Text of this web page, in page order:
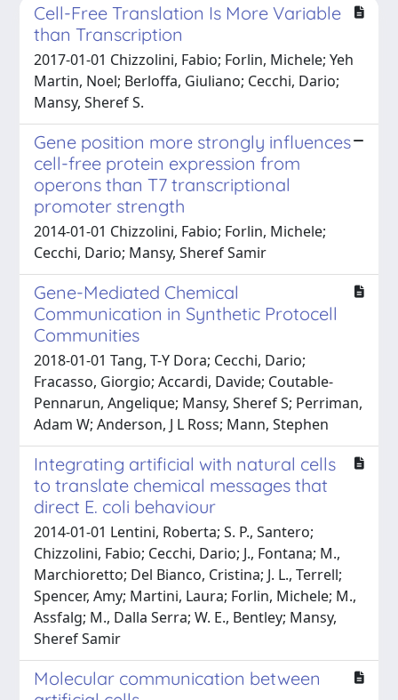
Cell-Free Translation Is More Variable
than Transcription
2017-01-01 Chizzolini, Fabio; Forlin, Michele; Yeh
Martin, Noel; Berloffa, Giuliano; Cecchi, Dario;
Mansy, Sheref S.
Gene position more strongly influences
cell-free protein expression from
operons than T7 transcriptional
promoter strength
2014-01-01 Chizzolini, Fabio; Forlin, Michele;
Cecchi, Dario; Mansy, Sheref Samir
Gene-Mediated Chemical
Communication in Synthetic Protocell
Communities
2018-01-01 Tang, T-Y Dora; Cecchi, Dario;
Fracasso, Giorgio; Accardi, Davide; Coutable-
Pennarun, Angelique; Mansy, Sheref S; Perriman,
Adam W; Anderson, J L Ross; Mann, Stephen
Integrating artificial with natural cells
to translate chemical messages that
direct E. coli behaviour
2014-01-01 Lentini, Roberta; S. P., Santero;
Chizzolini, Fabio; Cecchi, Dario; J., Fontana; M.,
Marchioretto; Del Bianco, Cristina; J. L., Terrell;
Spencer, Amy; Martini, Laura; Forlin, Michele; M.,
Assfalg; M., Dalla Serra; W. E., Bentley; Mansy,
Sheref Samir
Molecular communication between